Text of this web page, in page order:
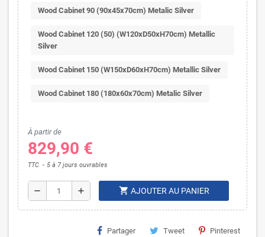
Wood Cabinet 90 (90x45x70cm) Metalic Silver
Wood Cabinet 120 (50) (W120xD50xH70cm) Metallic
Silver
Wood Cabinet 150 (W150xD60xH70cm) Metallic Silver
Wood Cabinet 180 (180x60x70cm) Metalic Silver
À partir de
829,90 €
TTC 5 à 7 jours ouvrables
remove add shopping_cart AJOUTER AU PANIER
Partager Tweet Pinterest